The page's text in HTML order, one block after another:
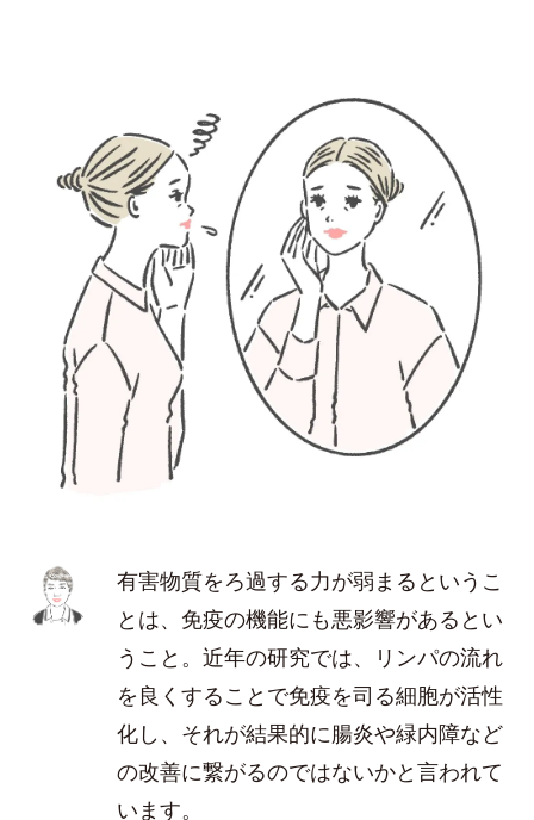
有害物質をろ過する力が弱まるというこ
とは、免疫の機能にも悪影響があるとい
うこと。近年の研究では、リンパの流れ
を良くすることで免疫を司る細胞が活性
化し、それが結果的に腸炎や緑内障など
の改善に繋がるのではないかと言われて
います。